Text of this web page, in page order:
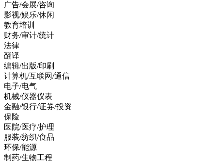
广告/会展/咨询
影视/娱乐/休闲
教育培训
财务/审计/统计
法律
翻译
编辑/出版/印刷
计算机/互联网/通信
电子/电气
机械/仪器仪表
金融/银行/证券/投资
保险
医院/医疗/护理
服装/纺织/食品
环保/能源
制药/生物工程